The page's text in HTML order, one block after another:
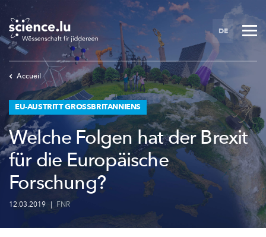
Skip
main
content
DE
Accueil
EU-AUSTRITT GROSSBRITANNIENS
Welche Folgen hat der Brexit
für die Europäische
Forschung?
12.03.2019 | FNR